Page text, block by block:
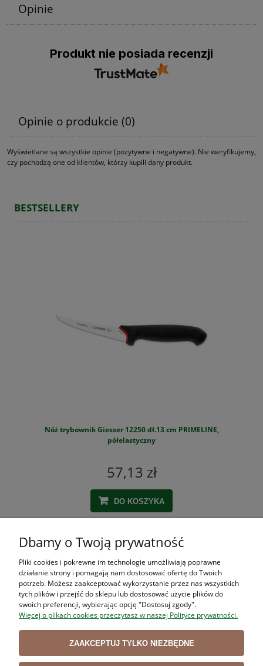
Opinie
Produkt nie posiada recenzji
Opinie o produkcie (0)
Wyświetlane są wszystkie opinie (pozytywne i negatywne). Nie weryfikujemy,
czy pochodzą one od klientów, którzy kupili dany produkt.
BESTSELLERY
Nóż trybownik Giesser 12250 dł.13 cm PRIMELINE,
półelastyczny
57,13 zł
DO KOSZYKA
ZAKUPY
POMOC
MOJE KONTO
INFORMACJE
Dbamy o Twoją prywatność
Pliki cookies i pokrewne im technologie umożliwiają poprawne
działanie strony i pomagają nam dostosować ofertę do Twoich
potrzeb. Możesz zaakceptować wykorzystanie przez nas wszystkich
tych plików i przejść do sklepu lub dostosować użycie plików do
swoich preferencji, wybierając opcję "Dostosuj zgody".
Więcej o plikach cookies przeczytasz w naszej Polityce prywatności.
ZAAKCEPTUJ TYLKO NIEZBĘDNE